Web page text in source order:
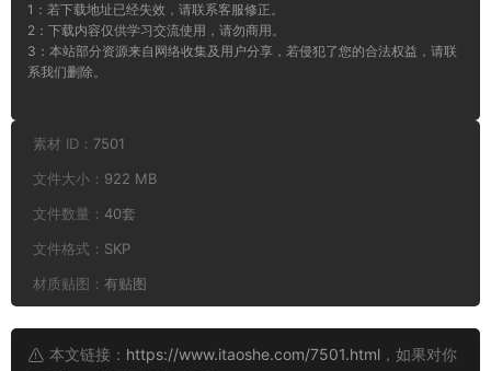
1：若下载地址已经失效，请联系客服修正。
2：下载内容仅供学习交流使用，请勿商用。
3：本站部分资源来自网络收集及用户分享，若侵犯了您的合法权益，请联
系我们删除。
素材 ID： 7501
文件大小： 922 MB
文件数量： 40套
文件格式： SKP
材质贴图： 有贴图
本文链接： https://www.itaoshe.com/7501.html ，如果对你